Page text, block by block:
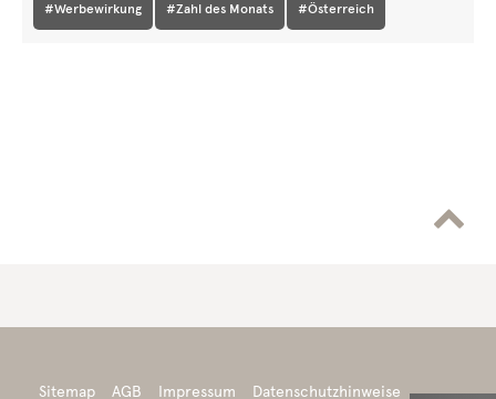
#Werbewirkung #Zahl des Monats #Österreich

Sitemap AGB Impressum Datenschutzhinweise